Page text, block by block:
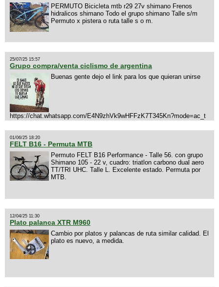
PERMUTO Bicicleta mtb r29 27v shimano Frenos
hidralicos shimano Todo el grupo shimano Talle s/m
Permuto x pistera o ruta talle s o m.
25/07/25 15:57
Grupo compra/venta ciclismo de argentina
Buenas gente dejo el link para los que quieran unirse
https://chat.whatsapp.com/E4N9zhVk9wHFFzK7T345Kn?mode=ac_t
01/06/25 18:20
FELT B16 - Permuta MTB
Permuto FELT B16 Performance - Talle 56. con grupo
Shimano 105 - 22 v, cuadro: triatlon carbono dual aero
TT/TRI UHC. Talle L. Excelente estado. Permuta por
MTB.
12/04/25 11:30
Plato palanca XTR M960
Cambio por platos y palancas de ruta similar calidad. El
plato es nuevo, a medida.